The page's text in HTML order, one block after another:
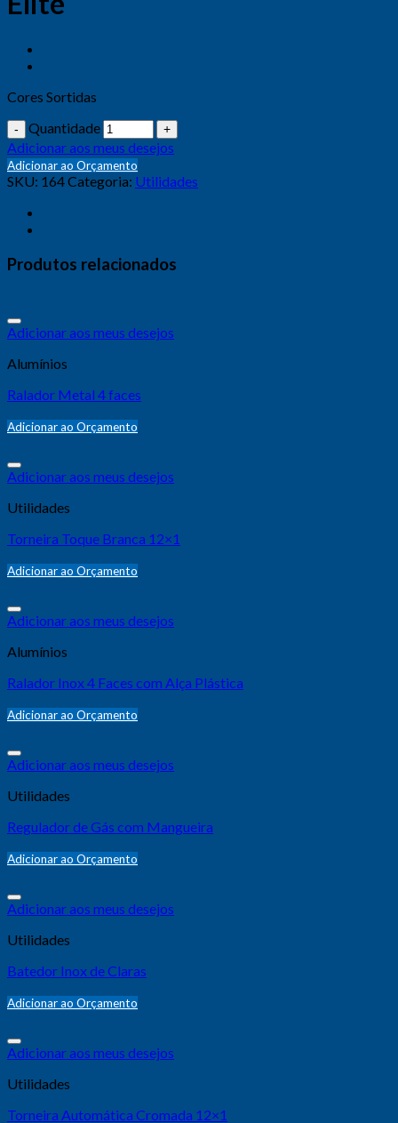
Cores Sortidas
Quantidade
Adicionar aos meus desejos
Adicionar ao Orçamento
SKU: 164Categoria: Utilidades
Produtos relacionados
Adicionar aos meus desejos
Alumínios
Ralador Metal 4 faces
Adicionar ao Orçamento
Adicionar aos meus desejos
Utilidades
Torneira Toque Branca 12×1
Adicionar ao Orçamento
Adicionar aos meus desejos
Alumínios
Ralador Inox 4 Faces com Alça Plástica
Adicionar ao Orçamento
Adicionar aos meus desejos
Utilidades
Regulador de Gás com Mangueira
Adicionar ao Orçamento
Adicionar aos meus desejos
Utilidades
Batedor Inox de Claras
Adicionar ao Orçamento
Adicionar aos meus desejos
Utilidades
Torneira Automática Cromada 12×1